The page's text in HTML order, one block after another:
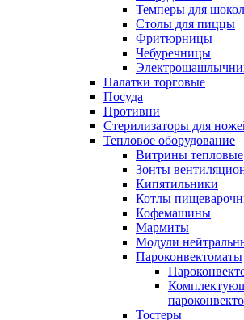
Темперы для
Столы для пиццы
Фритюрницы
Чебуречницы
Палатки торговые
Посуда
Противни
Стерилизаторы для
Тепловое оборудование
Витрины тепловые
Зонты
Кипятильники
Котлы
Кофемашины
Мармиты
Модули
Пароконвектоматы
Тостеры